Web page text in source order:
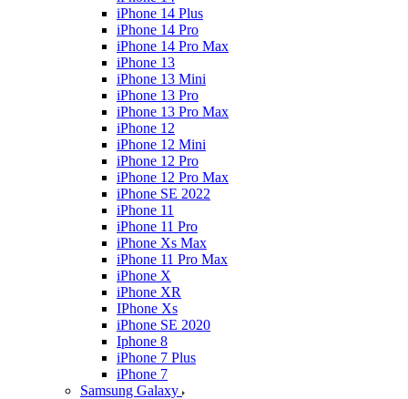
iPhone 14 Plus
iPhone 14 Pro
iPhone 14 Pro Max
iPhone 13
iPhone 13 Mini
iPhone 13 Pro
iPhone 13 Pro Max
iPhone 12
iPhone 12 Mini
iPhone 12 Pro
iPhone 12 Pro Max
iPhone SE 2022
iPhone 11
iPhone 11 Pro
iPhone Xs Max
iPhone 11 Pro Max
iPhone X
iPhone XR
IPhone Xs
iPhone SE 2020
Iphone 8
iPhone 7 Plus
iPhone 7
Samsung Galaxy